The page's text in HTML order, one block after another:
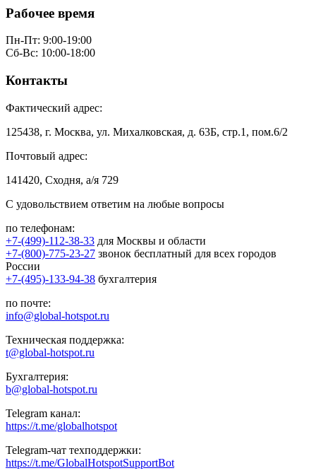
Рабочее время
Пн-Пт: 9:00-19:00
Сб-Вс: 10:00-18:00
Контакты
Фактический адрес:
125438, г. Москва, ул. Михалковская, д. 63Б, стр.1, пом.6/2
Почтовый адрес:
141420, Сходня, а/я 729
С удовольствием ответим на любые вопросы
по телефонам:
+7-(499)-112-38-33 для Москвы и области
+7-(800)-775-23-27 звонок бесплатный для всех городов
России
+7-(495)-133-94-38 бухгалтерия
по почте:
info@global-hotspot.ru
Техническая поддержка:
t@global-hotspot.ru
Бухгалтерия:
b@global-hotspot.ru
Telegram канал:
https://t.me/globalhotspot
Telegram-чат техподдержки:
https://t.me/GlobalHotspotSupportBot